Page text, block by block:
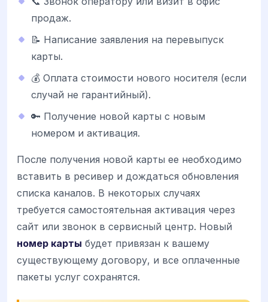
продаж.
📝 Написание заявления на перевыпуск
карты.
💰 Оплата стоимости нового носителя (если
случай не гарантийный).
🔑 Получение новой карты с новым
номером и активация.
После получения новой карты ее необходимо
вставить в ресивер и дождаться обновления
списка каналов. В некоторых случаях
требуется самостоятельная активация через
сайт или звонок в сервисный центр. Новый
номер карты будет привязан к вашему
существующему договору, и все оплаченные
пакеты услуг сохранятся.